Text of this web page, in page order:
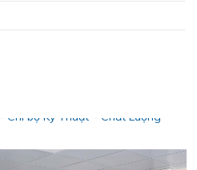
bộ Kỹ Thuật – Chất Lượng